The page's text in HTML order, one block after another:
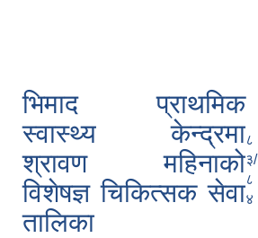
भिमाद प्राथमिक
स्वास्थ्य केन्द्रमा
श्रावण महिनाको
विशेषज्ञ चिकित्सक सेवा
तालिका
८
३/
८
४